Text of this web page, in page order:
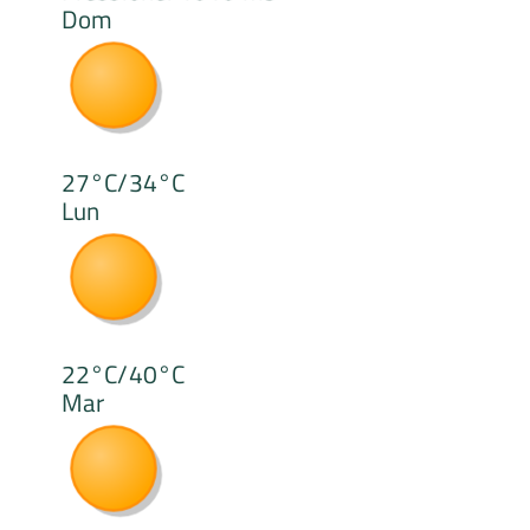
Dom
27°C/34°C
Lun
22°C/40°C
Mar